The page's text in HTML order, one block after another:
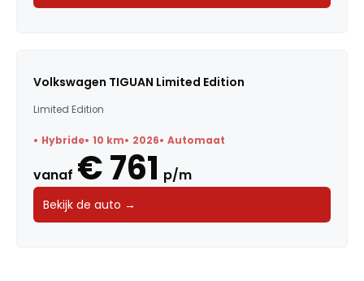
Volkswagen TIGUAN Limited Edition
Limited Edition
Hybride 10 km 2026 Automaat
vanaf € 761 p/m
Bekijk de auto →